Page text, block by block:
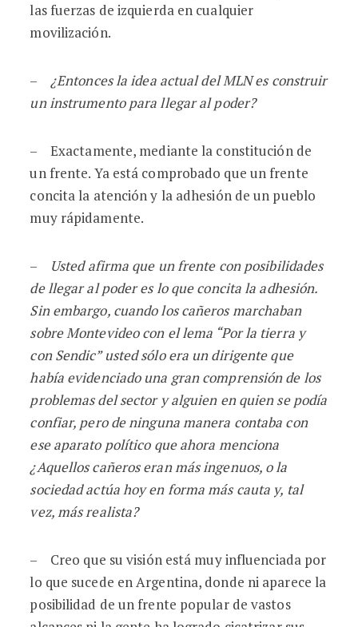
las fuerzas de izquierda en cualquier
movilización.
– ¿Entonces la idea actual del MLN es construir
un instrumento para llegar al poder?
– Exactamente, mediante la constitución de
un frente. Ya está comprobado que un frente
concita la atención y la adhesión de un pueblo
muy rápidamente.
–
Usted afirma que un frente con posibilidades
de llegar al poder es lo que concita la adhesión.
Sin embargo, cuando los cañeros marchaban
sobre Montevideo con el lema “Por la tierra y
con Sendic” usted sólo era un dirigente que
había evidenciado una gran comprensión de los
problemas del sector y alguien en quien se podía
confiar, pero de ninguna manera contaba con
ese aparato político que ahora menciona
¿Aquellos cañeros eran más ingenuos, o la
sociedad actúa hoy en forma más cauta y, tal
vez, más realista?
– Creo que su visión está muy influenciada por
lo que sucede en Argentina, donde ni aparece la
posibilidad de un frente popular de vastos